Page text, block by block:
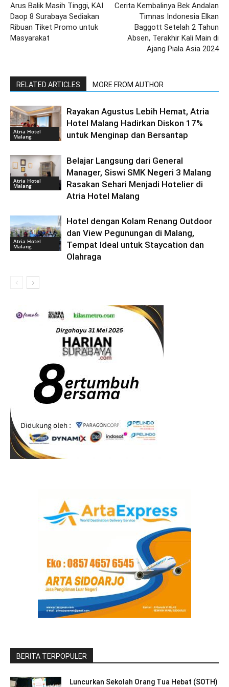
Arus Balik Masih Tinggi, KAI
Daop 8 Surabaya Sediakan
Ribuan Tiket Promo untuk
Masyarakat
Cerita Kembalinya Bek Andalan
Timnas Indonesia Elkan
Baggott Setelah 2 Tahun
Absen, Terakhir Kali Main di
Ajang Piala Asia 2024
RELATED ARTICLES MORE FROM AUTHOR
Atria Hotel
Malang
Rayakan Agustus Lebih Hemat, Atria
Hotel Malang Hadirkan Diskon 17%
untuk Menginap dan Bersantap
Atria Hotel
Malang
Belajar Langsung dari General
Manager, Siswi SMK Negeri 3 Malang
Rasakan Sehari Menjadi Hotelier di
Atria Hotel Malang
Atria Hotel
Malang
Hotel dengan Kolam Renang Outdoor
dan View Pegunungan di Malang,
Tempat Ideal untuk Staycation dan
Olahraga
BERITA TERPOPULER
Luncurkan Sekolah Orang Tua Hebat (SOTH)